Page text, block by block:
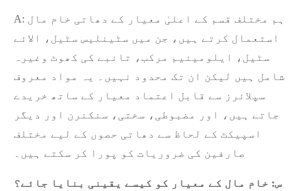
A: ہم مختلف قسم کے اعلیٰ معیار کے دھاتی خام مال
استعمال کرتے ہیں، جن میں سٹینلیس سٹیل، الائے
سٹیل، ایلومینیم مرکب، تانبے کی کھوٹ وغیرہ
شامل ہیں لیکن ان تک محدود نہیں۔ یہ مواد معروف
سپلائرز سے قابل اعتماد معیار کے ساتھ خریدے
جاتے ہیں، اور مضبوطی، سختی، سنکنرن اور دیگر
اسپیکٹ کے لحاظ سے دھاتی حصوں کے لیے مختلف
صارفین کی ضروریات کو پورا کر سکتے ہیں۔
س: خام مال کے معیار کو کیسے یقینی بنایا جائے؟